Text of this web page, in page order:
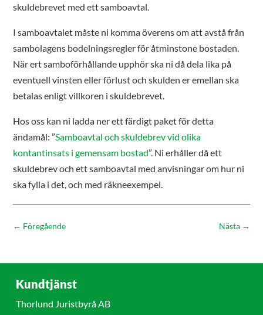
skuldebrevet med ett samboavtal.
I samboavtalet måste ni komma överens om att avstå från
sambolagens bodelningsregler för åtminstone bostaden.
När ert samboförhållande upphör ska ni då dela lika på
eventuell vinsten eller förlust och skulden er emellan ska
betalas enligt villkoren i skuldebrevet.
Hos oss kan ni ladda ner ett färdigt paket för detta
ändamål: ”Samboavtal och skuldebrev vid olika
kontantinsats i gemensam bostad”. Ni erhåller då ett
skuldebrev och ett samboavtal med anvisningar om hur ni
ska fylla i det, och med räkneexempel.
← Föregående Nästa→
Kundtjänst
Thorlund Juristbyrå AB